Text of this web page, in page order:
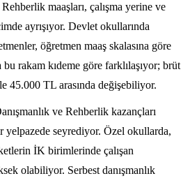
maaşları, çalışma yerine ve
ayrışıyor. Devlet okullarında
öğretmen maaş skalasına göre
rakam kıdeme göre farklılaşıyor; brüt
45.000 TL arasında değişebiliyor.
ve Rehberlik kazançları
yelpazede seyrediyor. Özel okullarda,
İK birimlerinde çalışan
olabiliyor. Serbest danışmanlık